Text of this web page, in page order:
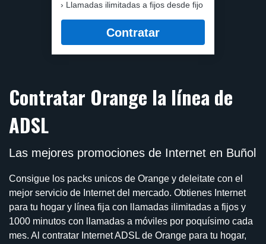
Llamadas ilimitadas a fijos desde fijo
Contratar
Contratar Orange la línea de
ADSL
Las mejores promociones de Internet en Buñol
Consigue los packs unicos de Orange y deleitate con el
mejor servicio de Internet del mercado. Obtienes Internet
para tu hogar y línea fija con llamadas ilimitadas a fijos y
1000 minutos con llamadas a móviles por poquísimo cada
mes. Al contratar Internet ADSL de Orange para tu hogar,